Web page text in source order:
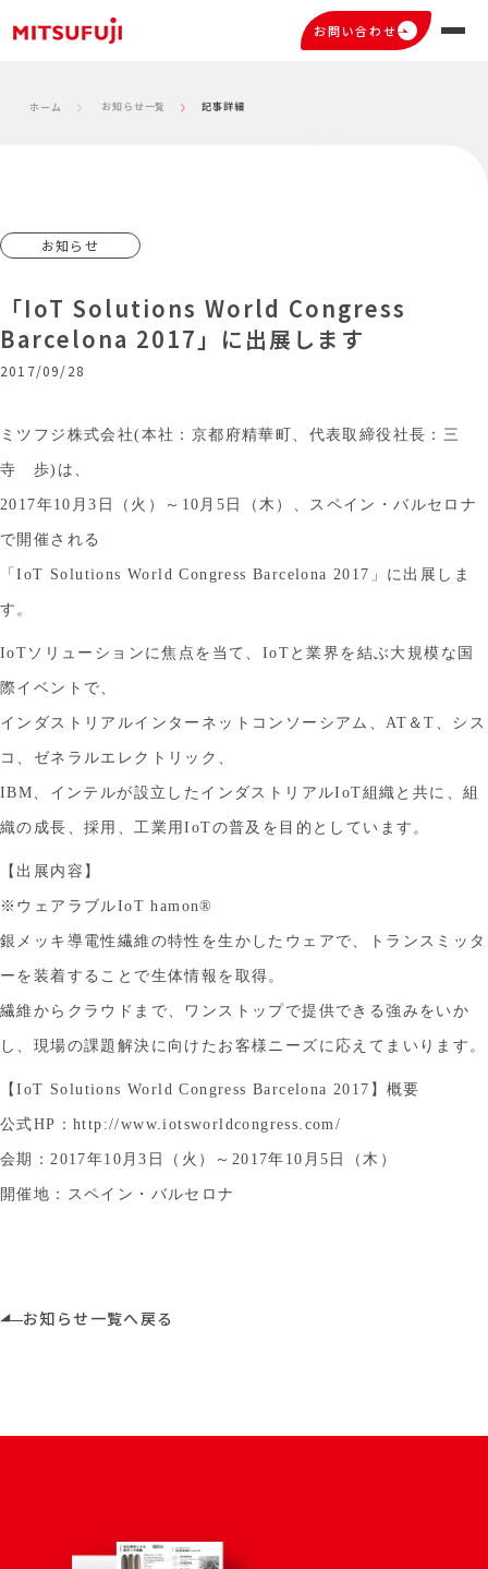
お問い合わせ
ホーム お知らせ一覧 記事詳細
お知らせ
「IoT Solutions World Congress
Barcelona 2017」に出展します
2017/09/28
ミツフジ株式会社(本社：京都府精華町、代表取締役社長：三
寺 歩)は、
2017年10月3日（火）～10月5日（木）、スペイン・バルセロナ
で開催される
「IoT Solutions World Congress Barcelona 2017」に出展しま
す。
IoTソリューションに焦点を当て、IoTと業界を結ぶ大規模な国
際イベントで、
インダストリアルインターネットコンソーシアム、AT＆T、シス
コ、ゼネラルエレクトリック、
IBM、インテルが設立したインダストリアルIoT組織と共に、組
織の成長、採用、工業用IoTの普及を目的としています。
【出展内容】
※ウェアラブルIoT hamon®
銀メッキ導電性繊維の特性を生かしたウェアで、トランスミッタ
ーを装着することで生体情報を取得。
繊維からクラウドまで、ワンストップで提供できる強みをいか
し、現場の課題解決に向けたお客様ニーズに応えてまいります。
【IoT Solutions World Congress Barcelona 2017】概要
公式HP：http://www.iotsworldcongress.com/
会期：2017年10月3日（火）～2017年10月5日（木）
開催地：スペイン・バルセロナ
お知らせ一覧へ戻る